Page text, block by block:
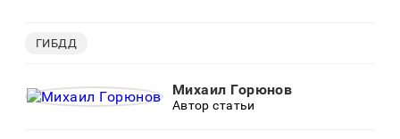
ГИБДД
Михаил Горюнов
Автор статьи